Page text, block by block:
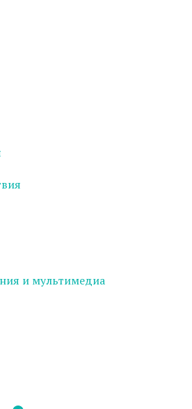
и мультимедиа